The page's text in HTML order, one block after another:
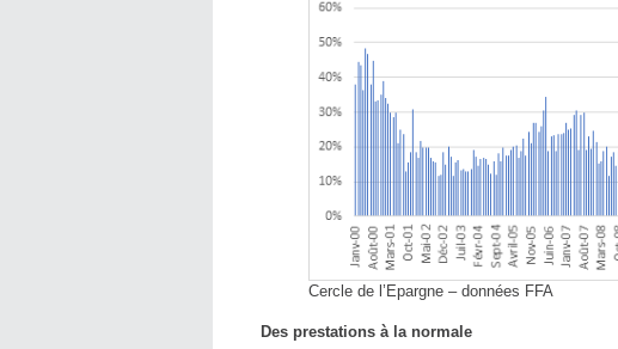
Cercle de l’Epargne – données FFA
Des prestations à la normale